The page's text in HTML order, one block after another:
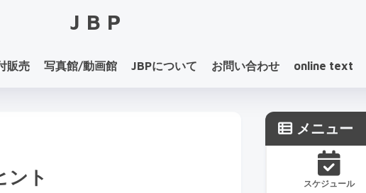
JBP
販売 写真館/動画館 JBPについて お問い合わせ online text
ント
メニュー
スケジュール